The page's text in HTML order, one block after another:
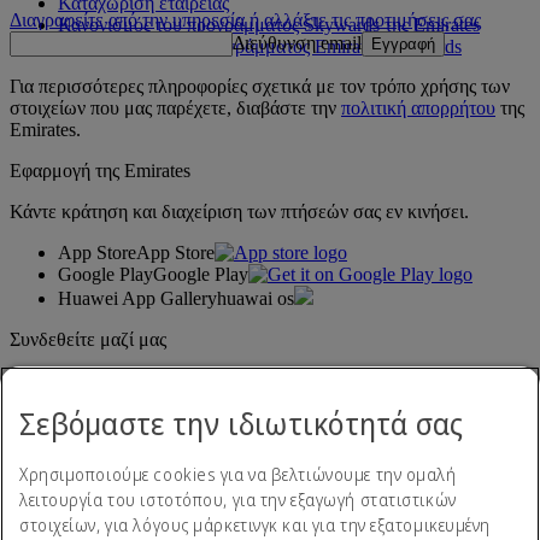
Κανονισμός του προγράμματος Skywards της Emirates
Ενημερώσεις του προγράμματος Emirates Skywards
Διαγραφείτε από την υπηρεσία ή αλλάξτε τις προτιμήσεις σας
Διεύθυνση email Εγγραφή
Για περισσότερες πληροφορίες σχετικά με τον τρόπο χρήσης των
στοιχείων που μας παρέχετε, διαβάστε την πολιτική απορρήτου της
Emirates.
Εφαρμογή της Emirates
Κάντε κράτηση και διαχείριση των πτήσεών σας εν κινήσει.
App StoreApp Store
Google PlayGoogle Play
Huawei App Galleryhuawai os
Συνδεθείτε μαζί μας
Σεβόμαστε την ιδιωτικότητά σας
Χρησιμοποιούμε cookies για να βελτιώνουμε την ομαλή
λειτουργία του ιστοτόπου, για την εξαγωγή στατιστικών
στοιχείων, για λόγους μάρκετινγκ και για την εξατομικευμένη